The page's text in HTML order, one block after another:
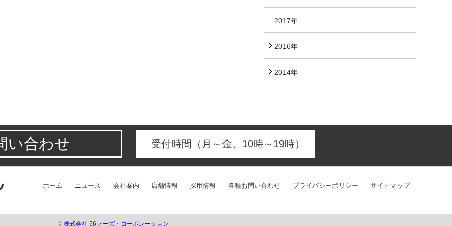
2017年
2016年
2014年
い合わせ 受付時間（月～金、10時～19時）
ホーム ニュース 会社案内 店舗情報 採用情報 各種お問い合わせ プライバシーポリシー サイトマップ
© 株式会社 56フーズ・コーポレーション